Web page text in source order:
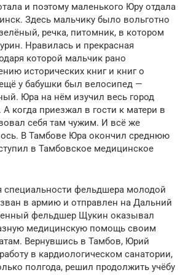
и поэтому маленького Юру отдала
Здесь мальчику было вольготно
речка, питомник, в котором
Нравилась и прекрасная
которой мальчик рано
исторических книг и книг о
у бабушки был велосипед —
Юра на нём изучил весь город
когда приезжал в гости к матери в
себя там чужим. И всё же
В Тамбове Юра окончил среднюю
в Тамбовское медицинское
специальности фельдшера молодой
в армию и отправлен на Дальний
фельдшер Щукин оказывал
медицинскую помощь своим
Вернувшись в Тамбов, Юрий
в кардиологическом санатории,
полгода, решил продолжить учёбу